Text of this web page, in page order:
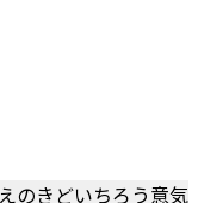
のきどいちろう意気